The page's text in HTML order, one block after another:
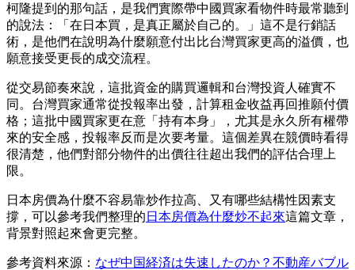
柯隆提到的那句話，是我們實際帶中國買家看物件時最常聽到
的說法：「在日本買，是真正屬於自己的。」這不是行銷話
術，是他們在說明為什麼願意付出比台灣買家更高的溢價，也
願意接受更長的成交流程。
從交易節奏來說，這批資金的購買邏輯和台灣投資人確實不
同。台灣買家通常從投報率出發，計算租金收益再回推願付價
格；這批中國買家更在意「持有本身」，尤其是永久所有權帶
來的安全感，投報率反而是次要考量。這個差異在競價時看得
很清楚，他們對部分物件的出價往往超出我們的評估合理上
限。
日本房價為什麼不容易靠炒作拉高、又有哪些結構性因素支
撐，可以參考我們整理的 日本房價為什麼炒不起來這篇文章，
背景對照起來會更完整。
參考資料來源： なぜ中国経済は失速したのか？不動産バブル